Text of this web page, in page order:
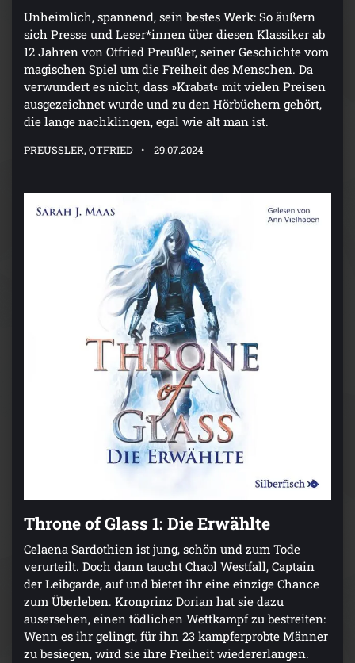
Unheimlich, spannend, sein bestes Werk: So äußern
sich Presse und Leser*innen über diesen Klassiker ab
12 Jahren von Otfried Preußler, seiner Geschichte vom
magischen Spiel um die Freiheit des Menschen. Da
verwundert es nicht, dass »Krabat« mit vielen Preisen
ausgezeichnet wurde und zu den Hörbüchern gehört,
die lange nachklingen, egal wie alt man ist.
PREUSSLER, OTFRIED 29.07.2024
Throne of Glass 1: Die Erwählte
Celaena Sardothien ist jung, schön und zum Tode
verurteilt. Doch dann taucht Chaol Westfall, Captain
der Leibgarde, auf und bietet ihr eine einzige Chance
zum Überleben. Kronprinz Dorian hat sie dazu
ausersehen, einen tödlichen Wettkampf zu bestreiten:
Wenn es ihr gelingt, für ihn 23 kampferprobte Männer
zu besiegen, wird sie ihre Freiheit wiedererlangen.